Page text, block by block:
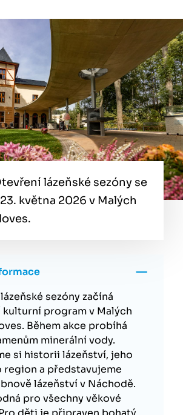
lázeňské sezóny se
května 2026 v Malých
sezóny začíná
program v Malých
Během akce probíhá
minerální vody.
si historii lázeňství, jeho
region a představujeme
lázeňství v Náchodě.
pro všechny věkové